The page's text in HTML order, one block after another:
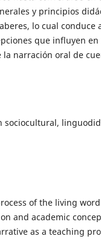
y principios
lo cual conduce
que influyen en
narración oral de
sociocultural,
of the living
and academic
as a teaching